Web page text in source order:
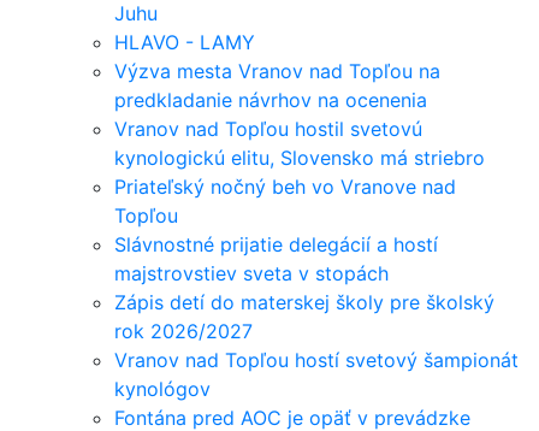
Juhu
HLAVO - LAMY
Výzva mesta Vranov nad Topľou na
predkladanie návrhov na ocenenia
Vranov nad Topľou hostil svetovú
kynologickú elitu, Slovensko má striebro
Priateľský nočný beh vo Vranove nad
Topľou
Slávnostné prijatie delegácií a hostí
majstrovstiev sveta v stopách
Zápis detí do materskej školy pre školský
rok 2026/2027
Vranov nad Topľou hostí svetový šampionát
kynológov
Fontána pred AOC je opäť v prevádzke